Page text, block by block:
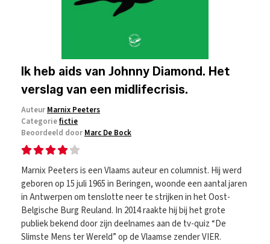
Ik heb aids van Johnny Diamond. Het
verslag van een midlifecrisis.
Auteur Marnix Peeters
Categoriefictie
Beoordeeld door Marc De Bock
Marnix Peeters is een Vlaams auteur en columnist. Hij werd
geboren op 15 juli 1965 in Beringen, woonde een aantal jaren
in Antwerpen om tenslotte neer te strijken in het Oost-
Belgische Burg Reuland. In 2014 raakte hij bij het grote
publiek bekend door zijn deelnames aan de tv-quiz “De
Slimste Mens ter Wereld” op de Vlaamse zender VIER.